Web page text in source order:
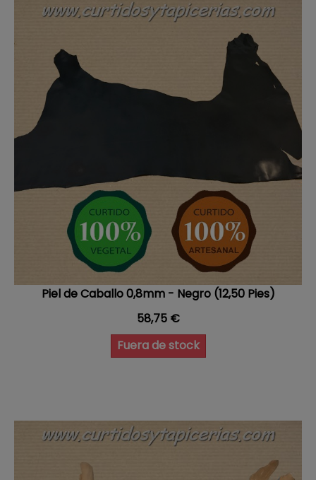
Piel de Caballo 0,8mm - Negro (12,50 Pies)
Precio
58,75 €
Fuera de stock